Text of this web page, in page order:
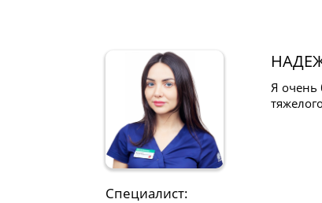
Специалист:
Я очень